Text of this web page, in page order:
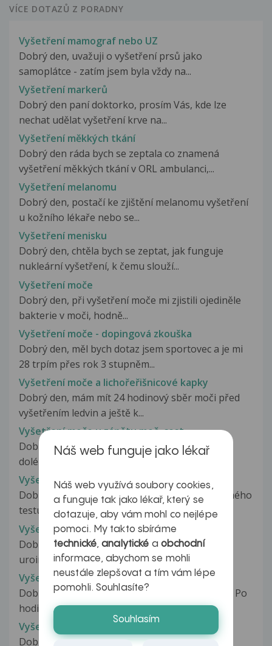
VÍCE DOTAZŮ Z PORADNY
Vyšetření mamograf nebo UZ
Dobrý den, uvažuji o vyšetření prsů jako
samoplátce - zatím jsem byla vždy na...
Vyšetření markerů
Dobrý den paní doktorko, prosím Vás, kde lze
nechat udělat vyšetření krve na...
Vyšetření měkkých tkání
Dobrý den ráda bych se zeptala co znamená
vyšetření měkkých tkání v ORL ambulanci,...
Vyšetření melanomu
Dobrý den, postačí ke zjištění melanomu vyšetření
u kožního lékaře nebo se...
Vyšetření menisku
Dobrý den, chtěla bych se zeptat, jak funguje
nukleární vyšetření, k čemu slouží...
Vyšetření moče
Dobrý den, při vyšetření moče mi zjistili ojediněle
bakterie v moči, hodně...
Vyšetření moče - dopingová zkouška
Dobrý den, měl bych dotaz jsem sportovec a je mi
28 trpím přes rok 3 stupněm...
Vyšetření moče a lichořeřišnicové kapky
Dobrý den, mám mít 24 hodinový sběr moči před
vyšetřením ledvin a ještě k...
Vyšetření moče u zánětu moč. cest
Dobrý den, prodělala jsem zánět moč. cest a po
doléčení mi byla vyšetřena moč,...
Vyšetření moče v šestinedělí
Dobrý den. Mohla bych se zeptat na výsledek mého
testu moči (levý proužek)?...
Vyšetření moči
Dobrý den, na podzim 2012 jsem se lečíla z
uroinfekce Gyrablockem. Vyléčila...
Vyšetření moči
Dobrý den, byla mi odebrána moč (do kelímku). Po
hodině přišla sestra s urikultem...
Vyšetření moči
Dobrý den, jsem ve 30. týdnu těhotenství a můj
Náš web funguje jako lékař
Náš web využívá soubory cookies,
a funguje tak jako lékař, který se
dotazuje, aby vám mohl co nejlépe
pomoci. My takto sbíráme
technické,analytické a obchodní
informace, abychom se mohli
neustále zlepšovat a tím vám lépe
pomohli. Souhlasíte?
Souhlasím